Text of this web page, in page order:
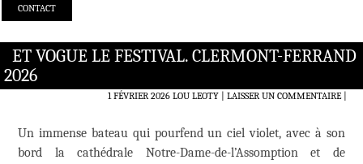
CONTACT
ET VOGUE LE FESTIVAL. CLERMONT-FERRAND
2026
1 FÉVRIER 2026 LOU LEOTY LAISSER UN COMMENTAIRE|
Un immense bateau qui pourfend un ciel violet, avec à son
bord la cathédrale Notre-Dame-de-l’Assomption et de